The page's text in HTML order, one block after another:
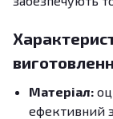
Матеріал:
ефективний